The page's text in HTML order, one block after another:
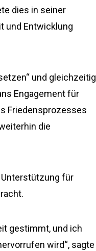
dies in seiner
und Entwicklung
und gleichzeitig
Engagement für
Friedensprozesses
die
für
gestimmt, und ich
wird“, sagte